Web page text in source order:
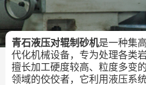
青石液压对辊制砂机是一种集
代化机械设备，专为处理各类
擅长加工硬度较高、粒度多变
领域的佼佼者，它利用液压系